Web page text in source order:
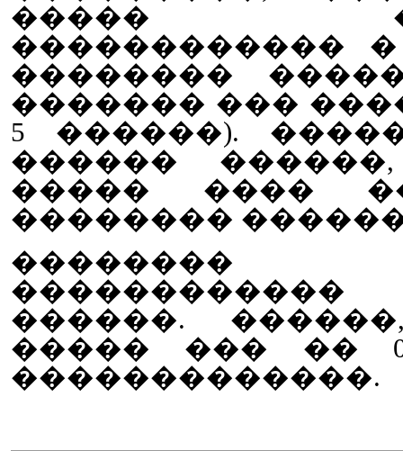
�����
������������
��������
������� ���
5 ������).
������
����� ����
��������
������.
����� ��� ��
�������������.